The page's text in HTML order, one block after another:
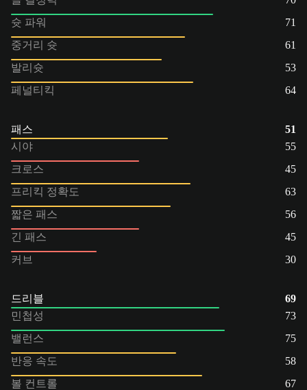
슛 파워
71
중거리 슛
61
발리슛
53
페널티킥
64
패스
51
시야
55
크로스
45
프리킥 정확도
63
짧은 패스
56
긴 패스
45
커브
30
드리블
69
민첩성
73
밸런스
75
반응 속도
58
볼 컨트롤
67